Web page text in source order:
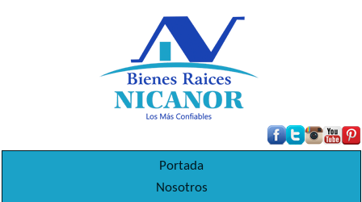
Portada
Nosotros